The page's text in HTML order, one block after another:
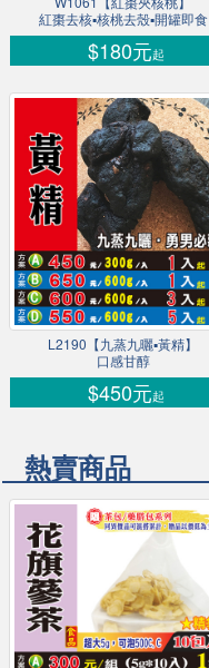
紅棗去核▪核桃去殼▪開罐即食
$180元起
L2190【九蒸九曬▪黃精】
口感甘醇
$450元起
熱賣商品